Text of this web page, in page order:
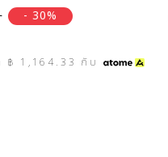
- 30%
฿ 1,164.33 กับ